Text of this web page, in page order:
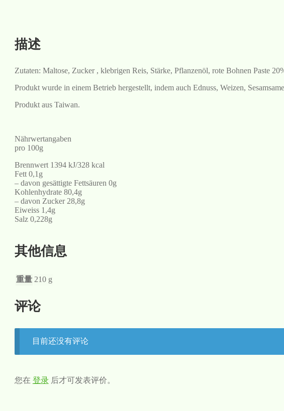
描述
Zutaten: Maltose, Zucker , klebrigen Reis, Stärke, Pflanzenöl, rote Bohnen Paste
Produkt wurde in einem Betrieb hergestellt, indem auch Ednuss, Weizen,
Produkt aus Taiwan.
Nährwertangaben
pro 100g
Brennwert 1394 kJ/328 kcal
Fett 0,1g
– davon gesättigte Fettsäuren 0g
Kohlenhydrate 80,4g
– davon Zucker 28,8g
Eiweiss 1,4g
Salz 0,228g
其他信息
重量 210 g
评论
目前还没有评论
您在 登录后才可发表评价。